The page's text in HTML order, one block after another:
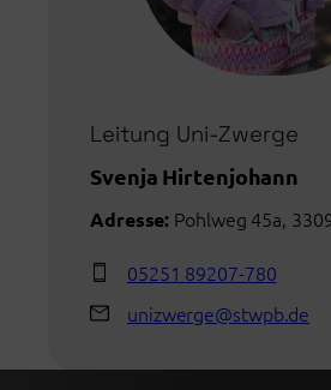
Leitung Uni-Zwerge
Svenja Hirtenjohann
Adresse: Pohlweg 45a,
05251 89207-780
unizwerge@stwpb.de